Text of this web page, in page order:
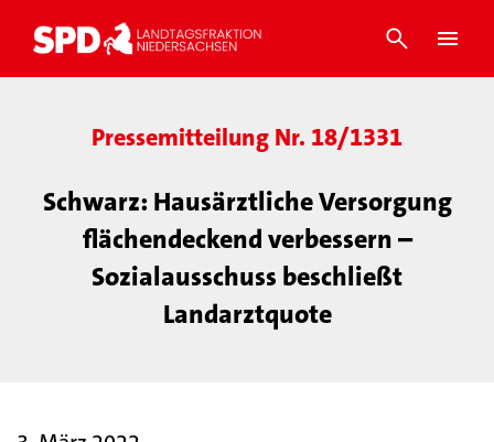
Pressemitteilung Nr. 18/1331
Schwarz: Hausärztliche Versorgung
flächendeckend verbessern –
Sozialausschuss beschließt
Landarztquote